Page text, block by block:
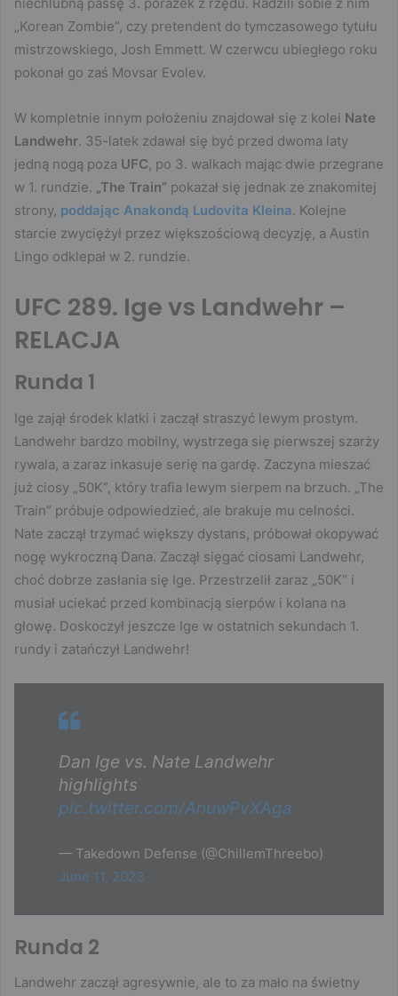
„Korean Zombie”, czy pretendent do tymczasowego tytułu
mistrzowskiego, Josh Emmett. W czerwcu ubiegłego roku
pokonał go zaś Movsar Evolev.
W kompletnie innym położeniu znajdował się z kolei Nate
Landwehr. 35-latek zdawał się być przed dwoma laty
jedną nogą poza UFC, po 3. walkach mając dwie przegrane
w 1. rundzie. „The Train” pokazał się jednak ze znakomitej
strony, poddając Anakondą Ludovita Kleina. Kolejne
starcie zwyciężył przez większościową decyzję, a Austin
Lingo odklepał w 2. rundzie.
UFC 289. Ige vs Landwehr –
RELACJA
Runda 1
Ige zajął środek klatki i zaczął straszyć lewym prostym.
Landwehr bardzo mobilny, wystrzega się pierwszej szarży
rywala, a zaraz inkasuje serię na gardę. Zaczyna mieszać
już ciosy „50K”, który trafia lewym sierpem na brzuch. „The
Train” próbuje odpowiedzieć, ale brakuje mu celności.
Nate zaczął trzymać większy dystans, próbował okopywać
nogę wykroczną Dana. Zaczął sięgać ciosami Landwehr,
choć dobrze zasłania się Ige. Przestrzelił zaraz „50K” i
musiał uciekać przed kombinacją sierpów i kolana na
głowę. Doskoczył jeszcze Ige w ostatnich sekundach 1.
rundy i zatańczył Landwehr!
Dan Ige vs. Nate Landwehr
highlights
pic.twitter.com/AnuwPvXAga
— Takedown Defense (@ChillemThreebo)
June 11, 2023
Runda 2
Landwehr zaczął agresywnie, ale to za mało na świetny